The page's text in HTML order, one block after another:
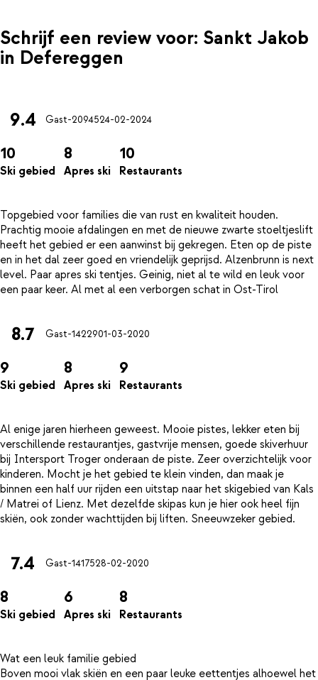
Schrijf een review voor: Sankt Jakob
in Defereggen
9.4 Gast-2094524-02-2024
10
Ski gebied
8
Apres ski
10
Restaurants
Topgebied voor families die van rust en kwaliteit houden.
Prachtig mooie afdalingen en met de nieuwe zwarte stoeltjeslift
heeft het gebied er een aanwinst bij gekregen. Eten op de piste
en in het dal zeer goed en vriendelijk geprijsd. Alzenbrunn is next
level. Paar apres ski tentjes. Geinig, niet al te wild en leuk voor
8.7 Gast-1422901-03-2020
9
Ski gebied
8
Apres ski
9
Restaurants
Al enige jaren hierheen geweest. Mooie pistes, lekker eten bij
verschillende restaurantjes, gastvrije mensen, goede skiverhuur
bij Intersport Troger onderaan de piste. Zeer overzichtelijk voor
kinderen. Mocht je het gebied te klein vinden, dan maak je
binnen een half uur rijden een uitstap naar het skigebied van Kals
/ Matrei of Lienz. Met dezelfde skipas kun je hier ook heel fijn
7.4 Gast-1417528-02-2020
8
Ski gebied
6
Apres ski
8
Restaurants
Wat een leuk familie gebied
Boven mooi vlak skiën en een paar leuke eettentjes alhoewel het